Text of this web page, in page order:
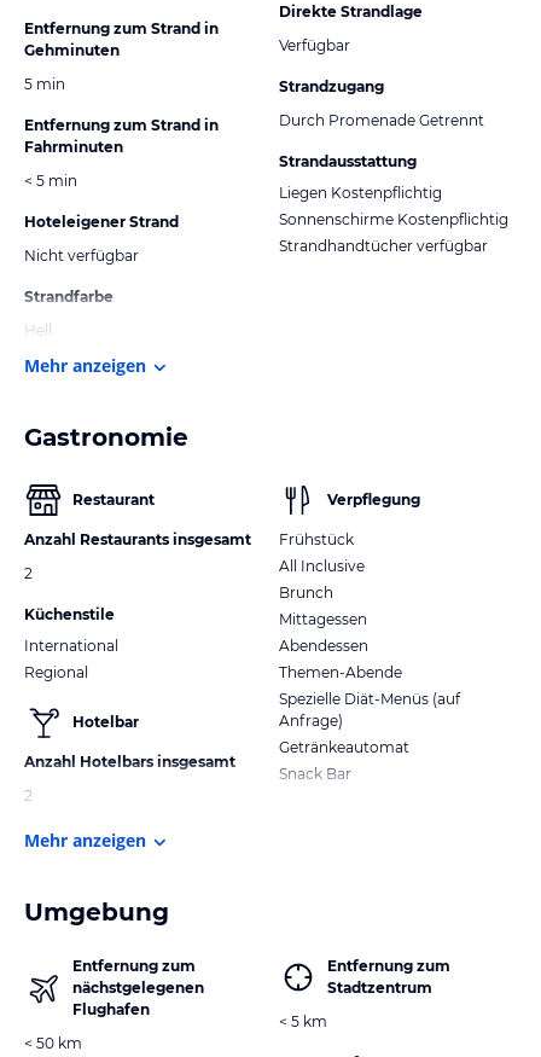
Entfernung zum Strand in
Gehminuten
5 min
Entfernung zum Strand in
Fahrminuten
< 5 min
Hoteleigener Strand
Nicht verfügbar
Strandfarbe
Hell
Direkte Strandlage
Verfügbar
Strandzugang
Durch Promenade Getrennt
Strandausstattung
Liegen Kostenpflichtig
Sonnenschirme Kostenpflichtig
Strandhandtücher verfügbar
Mehr anzeigen
Gastronomie
Restaurant
Anzahl Restaurants insgesamt
2
Küchenstile
International
Regional
Hotelbar
Anzahl Hotelbars insgesamt
2
Verpflegung
Frühstück
All Inclusive
Brunch
Mittagessen
Abendessen
Themen-Abende
Spezielle Diät-Menüs (auf
Anfrage)
Getränkeautomat
Snack Bar
Mehr anzeigen
Umgebung
Entfernung zum
nächstgelegenen
Flughafen
< 50 km
Entfernung zum
Stadtzentrum
< 5 km